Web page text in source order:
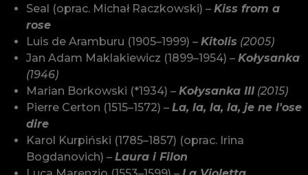
Seal (oprac. Michał Raczkowski) –Kiss from a
rose
Luis de Aramburu (1905–1999) –Kitolis (2005)
Jan Adam Maklakiewicz (1899–1954) –Kołysanka
(1946)
Marian Borkowski (*1934) –Kołysanka III(2015)
Pierre Certon (1515–1572) –La, la, la, la, je ne l'ose
dire
Karol Kurpiński (1785–1857) (oprac. Irina
Bogdanovich) –Laura i Filon